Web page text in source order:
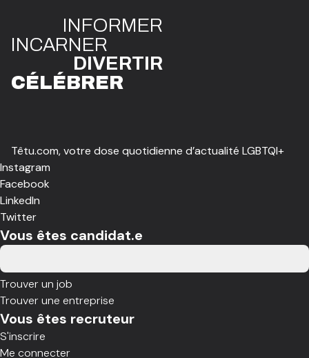
INFORMER
INCARNER
DIVERTIR
CÉLÉBRER
Têtu.com, votre dose quotidienne d’actualité LGBTQI+
Instagram
Facebook
LinkedIn
Twitter
Vous êtes candidat.e
Trouver un job
Trouver une entreprise
Vous êtes recruteur
S'inscrire
Me connecter